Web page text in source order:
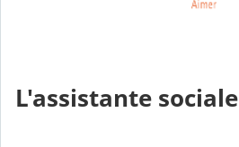
L'assistante sociale